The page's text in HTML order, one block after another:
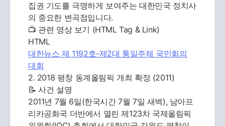
집권 기도를 극명하게 보여주는 대한민국 정치사
의 중요한 변곡점입니다.
📺 관련 영상 보기 (HTML Tag & Link)
HTML
대한뉴스 제 1192호-제2대 통일주체 국민회의
대회
2. 2018 평창 동계올림픽 개최 확정 (2011)
📝 사건 설명
2011년 7월 6일(한국시간 7월 7일 새벽), 남아프
리카공화국 더반에서 열린 제123차 국제올림픽